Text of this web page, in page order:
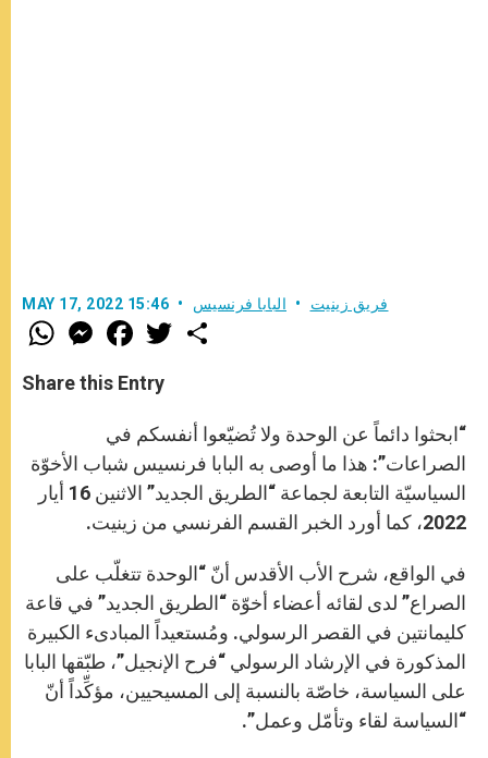
MAY 17, 2022 15:46 فريق زينيت البابا فرنسيس
W
h
t
s
p
M
e
s
e
e
r
F
a
e
b
k
w
r
Share this Entry
“ابحثوا دائماً عن الوحدة ولا تُضيّعوا أنفسكم في
الصراعات”: هذا ما أوصى به البابا فرنسيس شباب الأخوّة
السياسيّة التابعة لجماعة “الطريق الجديد” الاثنين 16 أيار
2022، كما أورد الخبر القسم الفرنسي من زينيت.
في الواقع، شرح الأب الأقدس أنّ “الوحدة تتغلّب على
الصراع” لدى لقائه أعضاء أخوّة “الطريق الجديد” في قاعة
كليمانتين في القصر الرسولي. ومُستعيداً المبادىء الكبيرة
المذكورة في الإرشاد الرسولي “فرح الإنجيل”، طبّقها البابا
على السياسة، خاصّة بالنسبة إلى المسيحيين، مؤكِّداً أنّ
“السياسة لقاء وتأمّل وعمل”.